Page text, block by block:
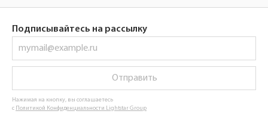
Подписывайтесь на рассылку
Отправить
Нажимая на кнопку, вы соглашаетесь
с Политикой Конфиденциальности Lightstar Group